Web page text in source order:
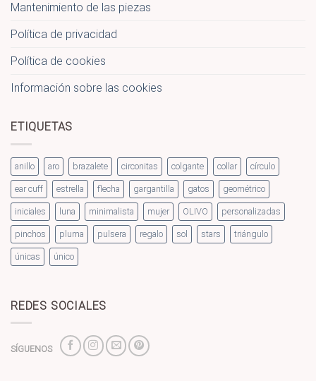
Mantenimiento de las piezas
Política de privacidad
Política de cookies
Información sobre las cookies
ETIQUETAS
anillo aro brazalete circonitas colgante collar círculo
ear cuff estrella flecha gargantilla gatos geométrico
iniciales luna minimalista mujer OLIVO personalizadas
pinchos pluma pulsera regalo sol stars triángulo
únicas único
REDES SOCIALES
SÍGUENOS